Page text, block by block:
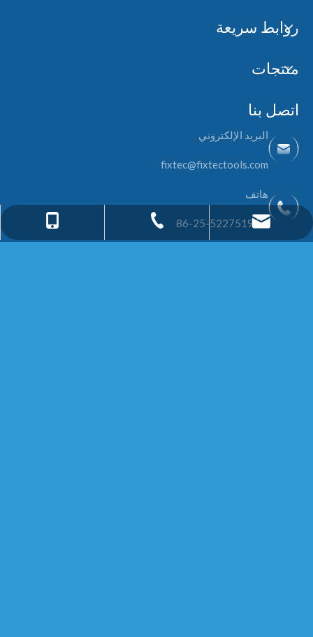
روابط سريعة
منتجات
اتصل بنا
البريد الإلكتروني
fixtec@fixtectools.com
هاتف
+ 86-25-52275196
fixtec@fixtectools.com
+ 86-25-52275196
+86 - 13605168946